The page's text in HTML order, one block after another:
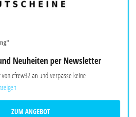
Neuheiten per Newsletter
cfrew32 an und verpasse keine
ZUM ANGEBOT